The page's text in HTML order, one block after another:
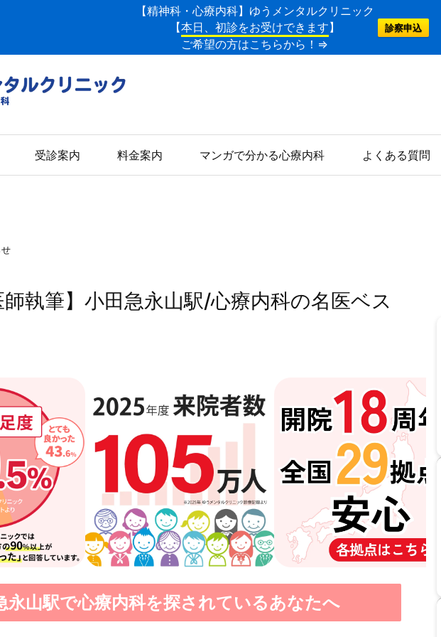
【精神科・心療内科】ゆうメンタルクリニック
【本日、初診をお受けできます】
ご希望の方はこちらから！⇒
診察申込
受診案内 料金案内 マンガで分かる心療内科 よくある質問
執筆】小田急永山駅/心療内科の名医ベス
永山駅で心療内科を探されているあなたへ